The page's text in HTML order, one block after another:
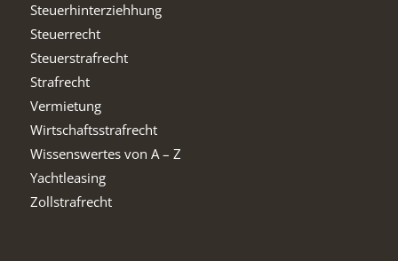
Steuerhinterziehhung
Steuerrecht
Steuerstrafrecht
Strafrecht
Vermietung
Wirtschaftsstrafrecht
Wissenswertes von A – Z
Yachtleasing
Zollstrafrecht